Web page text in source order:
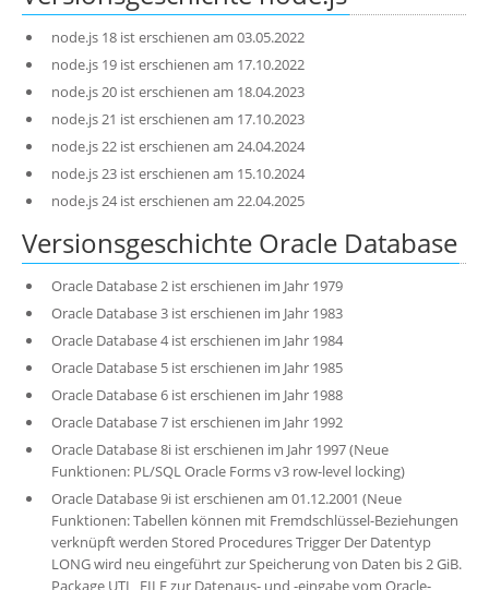
node.js 18 ist erschienen am 03.05.2022
node.js 19 ist erschienen am 17.10.2022
node.js 20 ist erschienen am 18.04.2023
node.js 21 ist erschienen am 17.10.2023
node.js 22 ist erschienen am 24.04.2024
node.js 23 ist erschienen am 15.10.2024
node.js 24 ist erschienen am 22.04.2025
Versionsgeschichte Oracle Database
Oracle Database 2 ist erschienen im Jahr 1979
Oracle Database 3 ist erschienen im Jahr 1983
Oracle Database 4 ist erschienen im Jahr 1984
Oracle Database 5 ist erschienen im Jahr 1985
Oracle Database 6 ist erschienen im Jahr 1988
Oracle Database 7 ist erschienen im Jahr 1992
Oracle Database 8i ist erschienen im Jahr 1997 (Neue
Funktionen: PL/SQL Oracle Forms v3 row-level locking)
Oracle Database 9i ist erschienen am 01.12.2001 (Neue
Funktionen: Tabellen können mit Fremdschlüssel-Beziehungen
verknüpft werden Stored Procedures Trigger Der Datentyp
LONG wird neu eingeführt zur Speicherung von Daten bis 2 GiB.
Package UTL_FILE zur Datenaus- und -eingabe vom Oracle-